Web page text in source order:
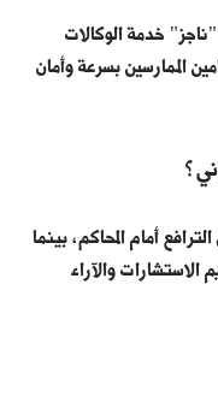
خدمة الوكالات
الممارسين بسرعة وأمان
أمام المحاكم، بينما
الاستشارات والآراء